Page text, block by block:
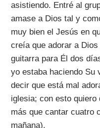
asistiendo. Entré al
amase a Dios tal y
muy bien el Jesús en
creía que adorar a
guitarra para Él dos
yo estaba haciendo Su
decir que está mal
iglesia; con esto
más que cantar cuatro
mañana).